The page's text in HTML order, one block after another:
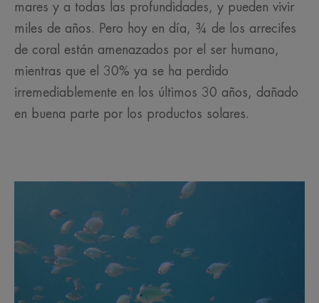
mares y a todas las profundidades, y pueden vivir
miles de años. Pero hoy en día, ¾ de los arrecifes
de coral están amenazados por el ser humano,
mientras que el 30% ya se ha perdido
irremediablemente en los últimos 30 años, dañado
en buena parte por los productos solares.